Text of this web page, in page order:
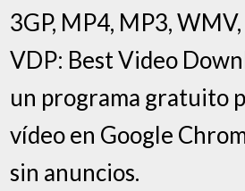
3GP, MP4, MP3, WMV,
VDP: Best Video
un programa gratuito
vídeo en Google
sin anuncios.